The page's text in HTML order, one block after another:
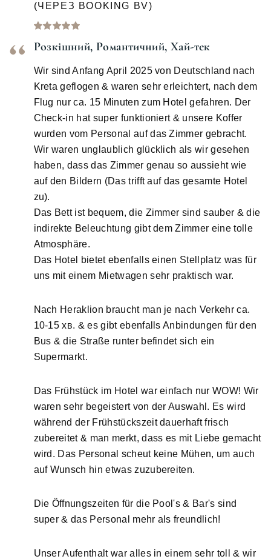
(ЧЕРЕЗ BOOKING BV)
Розкішний, Романтичний, Хай-тек
Wir sind Anfang April 2025 von Deutschland nach
Kreta geflogen & waren sehr erleichtert, nach dem
Flug nur ca. 15 Minuten zum Hotel gefahren. Der
Check-in hat super funktioniert & unsere Koffer
wurden vom Personal auf das Zimmer gebracht.
Wir waren unglaublich glücklich als wir gesehen
haben, dass das Zimmer genau so aussieht wie
auf den Bildern (Das trifft auf das gesamte Hotel
zu).
Das Bett ist bequem, die Zimmer sind sauber & die
indirekte Beleuchtung gibt dem Zimmer eine tolle
Atmosphäre.
Das Hotel bietet ebenfalls einen Stellplatz was für
uns mit einem Mietwagen sehr praktisch war.
Nach Heraklion braucht man je nach Verkehr ca.
10-15 хв. & es gibt ebenfalls Anbindungen für den
Bus & die Straße runter befindet sich ein
Supermarkt.
Das Frühstück im Hotel war einfach nur WOW! Wir
waren sehr begeistert von der Auswahl. Es wird
während der Frühstückszeit dauerhaft frisch
zubereitet & man merkt, dass es mit Liebe gemacht
wird. Das Personal scheut keine Mühen, um auch
auf Wunsch hin etwas zuzubereiten.
Die Öffnungszeiten für die Pool's & Bar's sind
super & das Personal mehr als freundlich!
Unser Aufenthalt war alles in einem sehr toll & wir